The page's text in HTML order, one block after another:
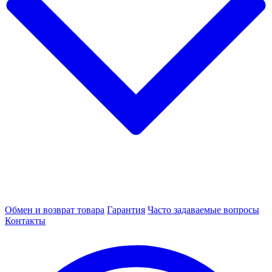
Обмен и возврат товара Гарантия Часто задаваемые вопросы
Контакты